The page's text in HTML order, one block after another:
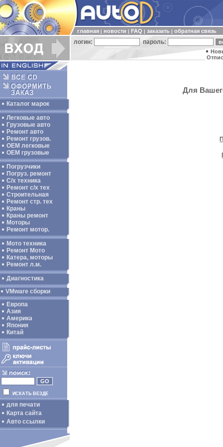
главная новости FAQ заказать обратная связь
логин: пароль:
Каталог марок
Легковые авто
Грузовые авто
Ремонт авто
Ремонт грузов.
ОЕМ легковые
OEM грузовые
Погрузчики
Погруз. ремонт
С/х техника
Ремонт с/х тех
Строительная
Ремонт стр. тех
Краны
Краны ремонт
Моторы
Ремонт мотор.
Мото техника
Ремонт Мото
Катера, моторы
Ремонт л.м.
Диагностика
VMware сборки
Европа
Азия
Америка
Япония
Китай
ИСКАТЬ ВЕЗДЕ
для печати
Карта сайта
Авто ссылки
Для